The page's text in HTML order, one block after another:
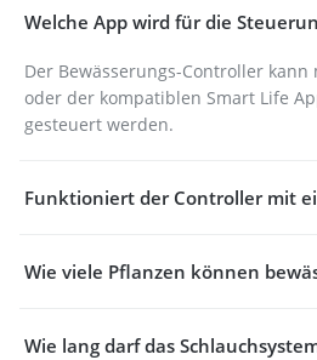
Welche App wird für die
Der Bewässerungs-Controller
oder der kompatiblen Smart Life
gesteuert werden.
Funktioniert der Controller mit
Wie viele Pflanzen können
Wie lang darf das